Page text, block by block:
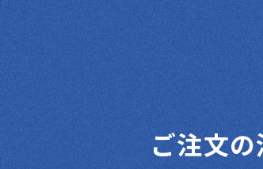
ご注文